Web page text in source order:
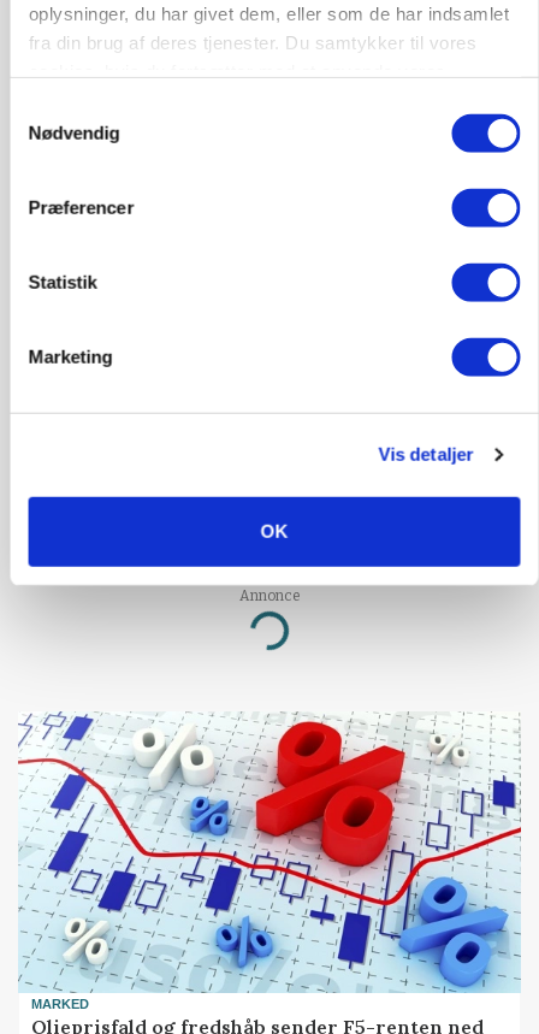
oplysninger, du har givet dem, eller som de har indsamlet
fra din brug af deres tjenester. Du samtykker til vores
Nødvendig
Præferencer
Statistik
Marketing
Vis detaljer
OK
500-600 køer i stort barmarksprojekt: Fra
LEDER
Befriende, at topredaktør erkender, hun er
blevet klogere. Det kunne vi alle lære af
Annonce
Loading...
MARKED
Olieprisfald og fredshåb sender F5-renten ned